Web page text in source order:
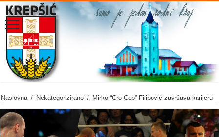
Naslovna / Nekategorizirano / Mirko “Cro Cop” Filipović završava karijeru